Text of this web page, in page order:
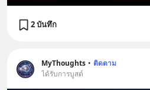
2 บันทึก
MyThoughts • ติดตาม
ได้รับการบูสต์